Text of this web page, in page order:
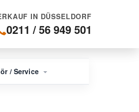
IN DÜSSELDORF
0211 / 56 949 501
/ Service